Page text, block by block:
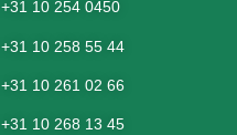
+31 10 254 0450
+31 10 258 55 44
+31 10 261 02 66
+31 10 268 13 45